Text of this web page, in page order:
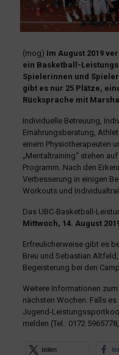
(mog) Im August 2019
ein Basketball-
Spielerinnen und
gibt es nur 25 Plätze,
Rücksprache mit Marsha
Individuelle Betreuung,
Ernährungsberatung,
einem Physiotherapeuten
„Mentaltraining“ stehen
Programm. Nach den
Verbesserung in einigen
Workouts und
Das UBC-Basketball-
Mittwoch, 14. August
Erfreulicherweise gibt es
Breu und Sebastian
Begeisterung bei den
Weitere Informationen
nächsten Wochen. Falls
Jugend-
melden (Tel.: 0172
teilen